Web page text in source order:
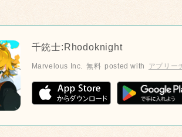
千銃士:Rhodoknight
Marvelous Inc. 無料 posted with アプリー